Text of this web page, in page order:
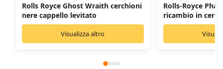
Rolls Royce Ghost Wraith cerchioni
nere cappello levitato
Visualizza altro
Rolls-Royce
ricambio in